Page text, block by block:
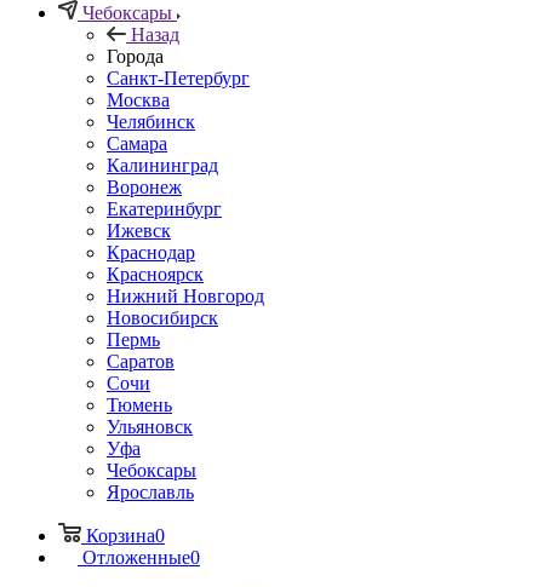
Чебоксары
Назад
Города
Санкт-Петербург
Москва
Челябинск
Самара
Калининград
Воронеж
Екатеринбург
Ижевск
Краснодар
Красноярск
Нижний Новгород
Новосибирск
Пермь
Саратов
Сочи
Тюмень
Ульяновск
Уфа
Чебоксары
Ярославль
Корзина0
Отложенные0